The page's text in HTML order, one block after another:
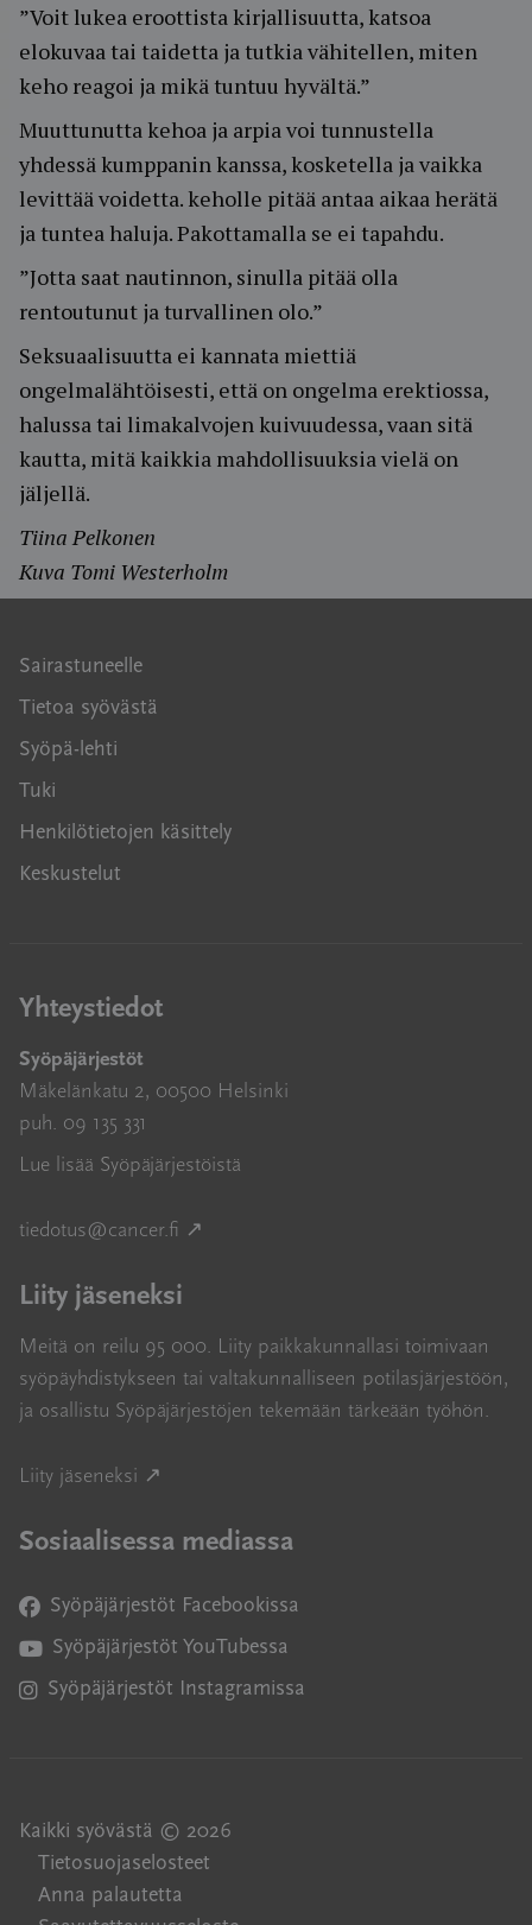
”Voit lukea eroottista kirjallisuutta, katsoa
elokuvaa tai taidetta ja tutkia vähitellen, miten
keho reagoi ja mikä tuntuu hyvältä.”
Muuttunutta kehoa ja arpia voi tunnustella
yhdessä kumppanin kanssa, kosketella ja vaikka
levittää voidetta. keholle pitää antaa aikaa herätä
ja tuntea haluja. Pakottamalla se ei tapahdu.
”Jotta saat nautinnon, sinulla pitää olla
rentoutunut ja turvallinen olo.”
Seksuaalisuutta ei kannata miettiä
ongelmalähtöisesti, että on ongelma erektiossa,
halussa tai limakalvojen kuivuudessa, vaan sitä
kautta, mitä kaikkia mahdollisuuksia vielä on
jäljellä.
Tiina Pelkonen
Kuva Tomi Westerholm
Sairastuneelle
Tietoa syövästä
Syöpä-lehti
Tuki
Henkilötietojen käsittely
Keskustelut
Yhteystiedot
Syöpäjärjestöt
Mäkelänkatu 2, 00500 Helsinki
puh. 09 135 331
Lue lisää Syöpäjärjestöistä
tiedotus@cancer.fi ↗
Liity jäseneksi
Meitä on reilu 95 000. Liity paikkakunnallasi toimivaan
syöpäyhdistykseen tai valtakunnalliseen potilasjärjestöön,
ja osallistu Syöpäjärjestöjen tekemään tärkeään työhön.
Liity jäseneksi ↗
Sosiaalisessa mediassa
Syöpäjärjestöt Facebookissa
Avautuu uuteen ikkunaan
Syöpäjärjestöt YouTubessa
Avautuu uuteen ikkunaan
Syöpäjärjestöt Instagramissa
Avautuu uuteen ikkunaan
Kaikki syövästä © 2026
Tietosuojaselosteet
Anna palautetta